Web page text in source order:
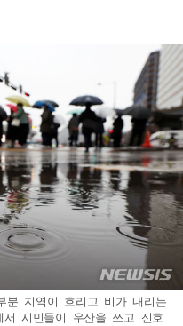
분 지역이 흐리고 비가 내리는
시민들이 우산을 쓰고 신호